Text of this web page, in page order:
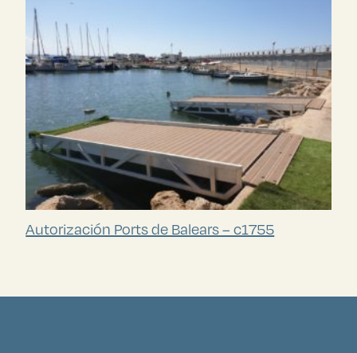
Autorización Ports de Balears – c1755